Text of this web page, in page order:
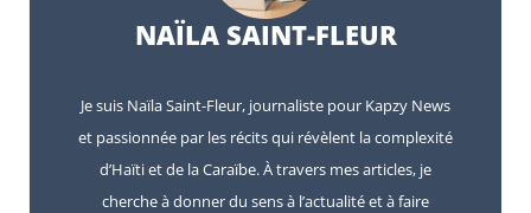
NAÏLA SAINT-FLEUR
Je suis Naïla Saint-Fleur, journaliste pour Kapzy News
et passionnée par les récits qui révèlent la complexité
d’Haïti et de la Caraïbe. À travers mes articles, je
cherche à donner du sens à l’actualité et à faire